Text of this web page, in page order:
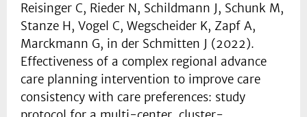
Reisinger C, Rieder N, Schildmann J, Schunk M,
Stanze H, Vogel C, Wegscheider K, Zapf A,
Marckmann G, in der Schmitten J (2022).
Effectiveness of a complex regional advance
care planning intervention to improve care
consistency with care preferences: study